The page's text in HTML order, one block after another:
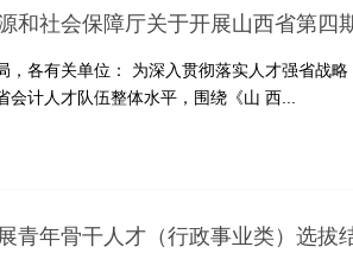
各有关单位： 为深入贯彻落实人才强省战略
计人才队伍整体水平，围绕《山 西...
青年骨干人才（行政事业类）选拔